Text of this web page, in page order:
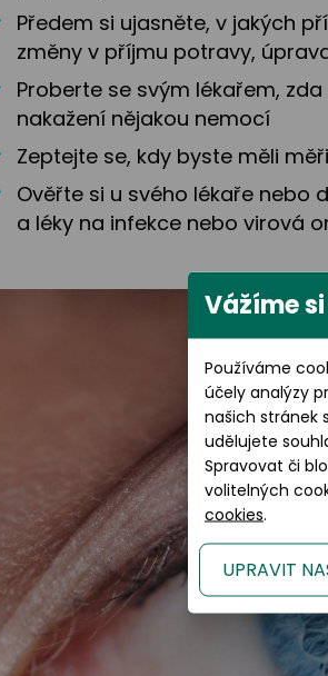
Předem si ujasněte, v jakých
změny v příjmu potravy,
Proberte se svým lékařem,
nakažení nějakou nemocí
Zeptejte se, kdy byste měli
Ověřte si u svého lékaře nebo
a léky na infekce nebo virová
Vážíme
Používáme
účely analýzy
našich stránek
udělujete
Spravovat či
volitelných
cookies.
UPRAVIT